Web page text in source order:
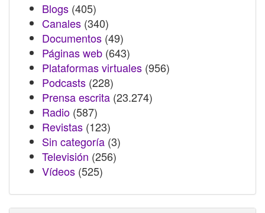
Blogs (405)
Canales (340)
Documentos (49)
Páginas web (643)
Plataformas virtuales (956)
Podcasts (228)
Prensa escrita (23.274)
Radio (587)
Revistas (123)
Sin categoría (3)
Televisión (256)
Vídeos (525)